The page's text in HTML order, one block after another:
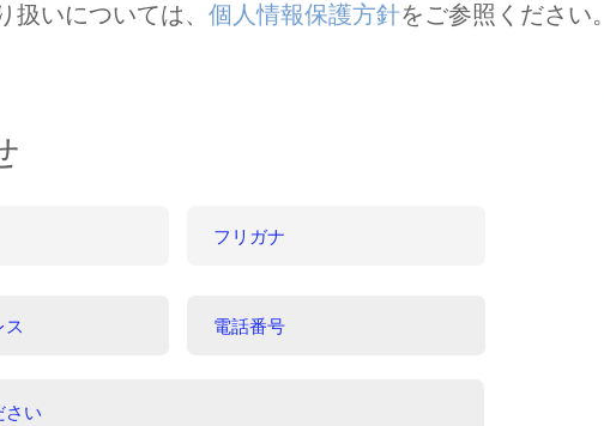
扱いについては、 個人情報保護方針をご参照ください。